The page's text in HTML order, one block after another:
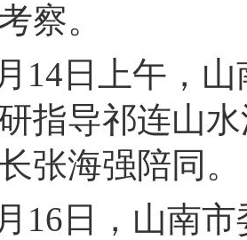
察。
14日上午，
指导祁连山
张海强陪同。
16日，山南